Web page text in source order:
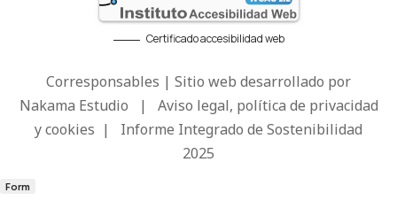
Certificado accesibilidad web
Corresponsables | Sitio web desarrollado por
Nakama Estudio | Aviso legal, política de privacidad
y cookies | Informe Integrado de Sostenibilidad
2025
Form